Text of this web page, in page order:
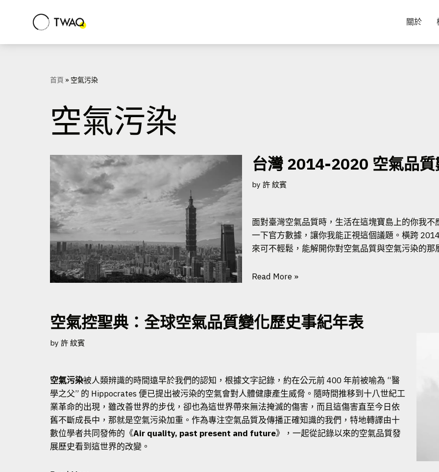
關於
首頁 » 空氣污染
空氣污染
台灣 2014-2020 空氣品
by 許 紋賓
面對臺灣空氣品質時，生活在這塊寶島上的你我
一下官方數據，讓你我能正視這個議題。橫跨
來可不輕鬆，能解開你對空氣品質與空氣污染的
Read More »
空氣控聖典：全球空氣品質變化歷史事紀年表
by 許 紋賓
空氣污染被人類辨識的時間遠早於我們的認知，根據文字記錄，約在公元前 400 年前被喻為 “醫
學之父” 的 Hippocrates便已提出被污染的空氣會對人體健康產生威脅。隨時間推移到十八世紀工
業革命的出現，雖改善世界的步伐，卻也為這世界帶來無法掩滅的傷害，而且這傷害直至今日依
舊不斷成長中，那就是空氣污染加重。作為專注空氣品質及傳播正確知識的我們，特地轉譯由十
數位學者共同發佈的《Air quality, past present and future》，一起從記錄以來的空氣品質發
展歷史看到這世界的改變。